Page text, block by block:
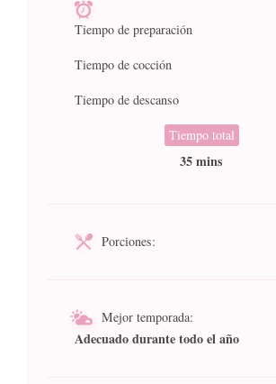
Tiempo de preparación
Tiempo de cocción
Tiempo de descanso
Tiempo total
35 mins
Porciones:
Mejor temporada:
Adecuado durante todo el año